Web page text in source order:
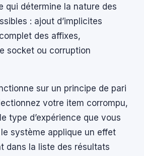
qui détermine la nature des
: ajout d’implicites
des affixes,
socket ou corruption
sur un principe de pari
votre item corrompu,
type d’expérience que vous
système applique un effet
dans la liste des résultats